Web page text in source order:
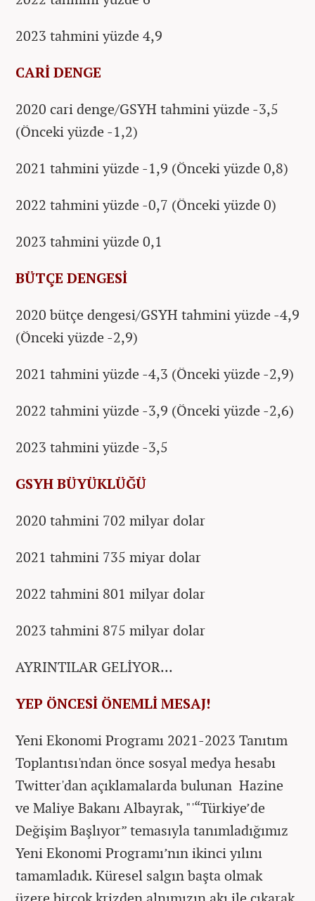
2023 tahmini yüzde 4,9
CARİ DENGE
2020 cari denge/GSYH tahmini yüzde -3,5
(Önceki yüzde -1,2)
2021 tahmini yüzde -1,9 (Önceki yüzde 0,8)
2022 tahmini yüzde -0,7 (Önceki yüzde 0)
2023 tahmini yüzde 0,1
BÜTÇE DENGESİ
2020 bütçe dengesi/GSYH tahmini yüzde -4,9
(Önceki yüzde -2,9)
2021 tahmini yüzde -4,3 (Önceki yüzde -2,9)
2022 tahmini yüzde -3,9 (Önceki yüzde -2,6)
2023 tahmini yüzde -3,5
GSYH BÜYÜKLÜĞÜ
2020 tahmini 702 milyar dolar
2021 tahmini 735 miyar dolar
2022 tahmini 801 milyar dolar
2023 tahmini 875 milyar dolar
AYRINTILAR GELİYOR...
YEP ÖNCESİ ÖNEMLİ MESAJ!
Yeni Ekonomi Programı 2021-2023 Tanıtım
Toplantısı'ndan önce sosyal medya hesabı
Twitter'dan açıklamalarda bulunan Hazine
ve Maliye Bakanı Albayrak, "'“Türkiye’de
Değişim Başlıyor” temasıyla tanımladığımız
Yeni Ekonomi Programı’nın ikinci yılını
tamamladık. Küresel salgın başta olmak